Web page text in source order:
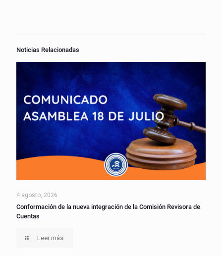
Noticias Relacionadas
4 agosto, 2026
Conformación de la nueva integración de la Comisión Revisora de
Cuentas
Leer más